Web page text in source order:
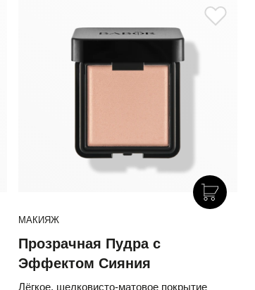
МАКИЯЖ
Прозрачная Пудра с
Эффектом Сияния
Лёгкое, шелковисто-матовое покрытие